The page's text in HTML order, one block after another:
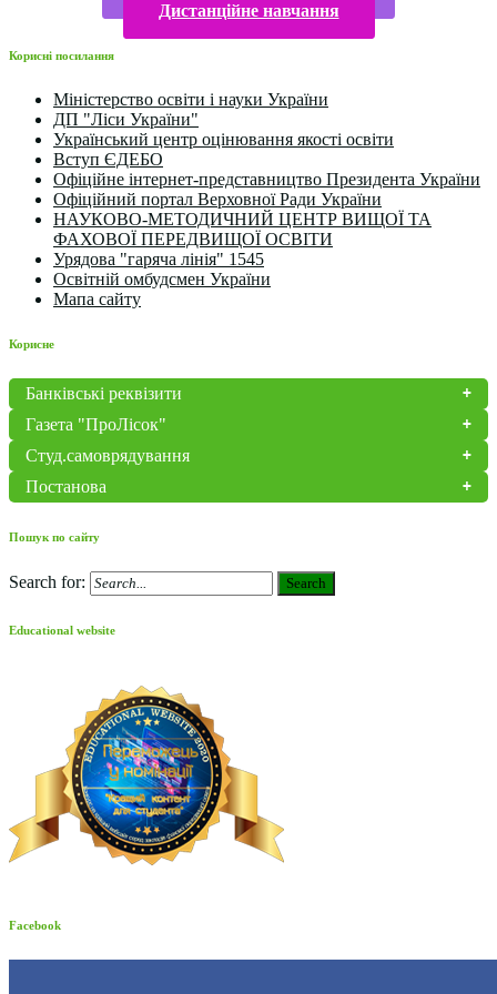
Дистанційне навчання
Корисні посилання
Міністерство освіти і науки України
ДП "Ліси України"
Український центр оцінювання якості освіти
Вступ ЄДЕБО
Офіційне інтернет-представництво Президента України
Офіційний портал Верховної Ради України
НАУКОВО-МЕТОДИЧНИЙ ЦЕНТР ВИЩОЇ ТА
ФАХОВОЇ ПЕРЕДВИЩОЇ ОСВІТИ
Урядова "гаряча лінія" 1545
Освітній омбудсмен України
Мапа сайту
Корисне
Банківські реквізити
Газета "ПроЛісок"
Студ.самоврядування
Постанова
Пошук по сайту
Search for: Search
Educational website
Facebook